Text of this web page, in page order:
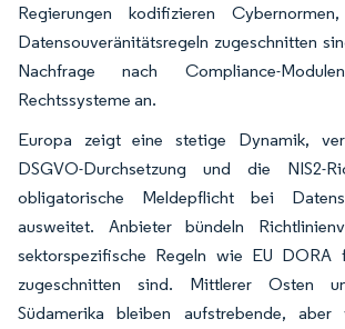
Regierungen kodifizieren
Datensouveränitätsregeln zugeschnitten
Nachfrage nach Compliance-
Rechtssysteme an.
Europa zeigt eine stetige Dynamik,
DSGVO-Durchsetzung und die NIS2-
obligatorische Meldepflicht bei
ausweitet. Anbieter bündeln
sektorspezifische Regeln wie EU DORA
zugeschnitten sind. Mittlerer Osten
Südamerika bleiben aufstrebende, aber